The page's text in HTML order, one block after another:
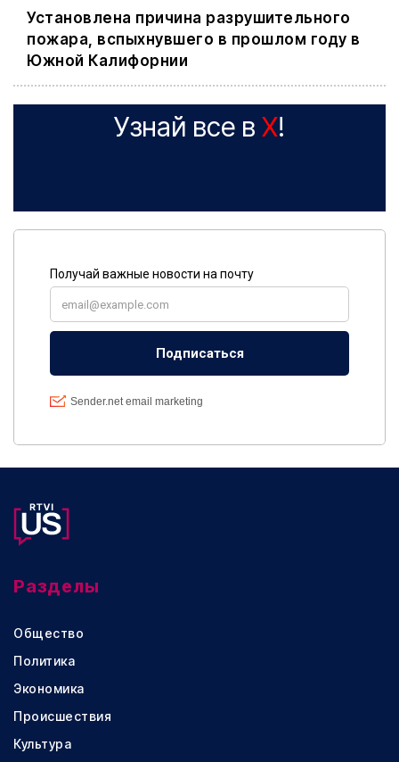
Установлена причина разрушительного
пожара, вспыхнувшего в прошлом году в
Южной Калифорнии
Узнай все в X!
Разделы
Общество
Политика
Экономика
Происшествия
Культура